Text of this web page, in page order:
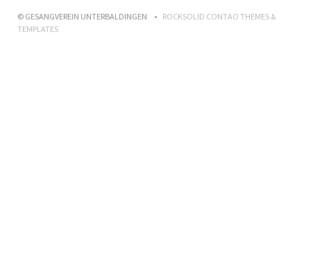
© GESANGVEREIN UNTERBALDINGEN
ROCKSOLID CONTAO THEMES &
TEMPLATES